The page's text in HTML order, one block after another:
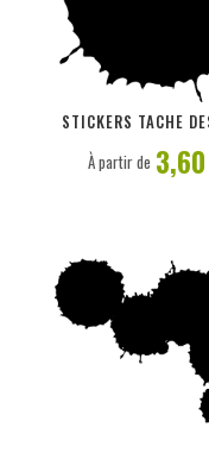
STICKERS TACHE
PERSONNALISER
À partir de